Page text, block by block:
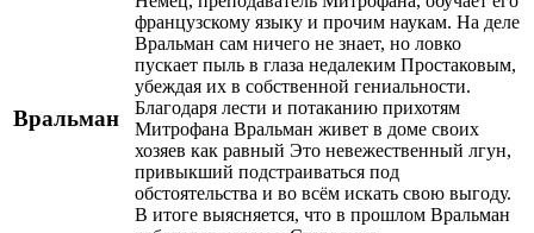
Вральман
французскому языку и прочим наукам. На деле
Вральман сам ничего не знает, но ловко
пускает пыль в глаза недалеким Простаковым,
убеждая их в собственной гениальности.
Благодаря лести и потаканию прихотям
Митрофана Вральман живет в доме своих
хозяев как равный Это невежественный лгун,
привыкший подстраиваться под
обстоятельства и во всём искать свою выгоду.
В итоге выясняется, что в прошлом Вральман